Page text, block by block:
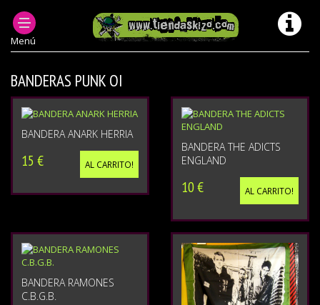
Menú
MUSICA PUNK OI! Y +
BANDERAS PUNK OI
BANDERA ANARK HERRIA
15 € AL CARRITO!
BANDERA THE ADICTS
ENGLAND
10 € AL CARRITO!
BANDERA RAMONES
C.B.G.B.